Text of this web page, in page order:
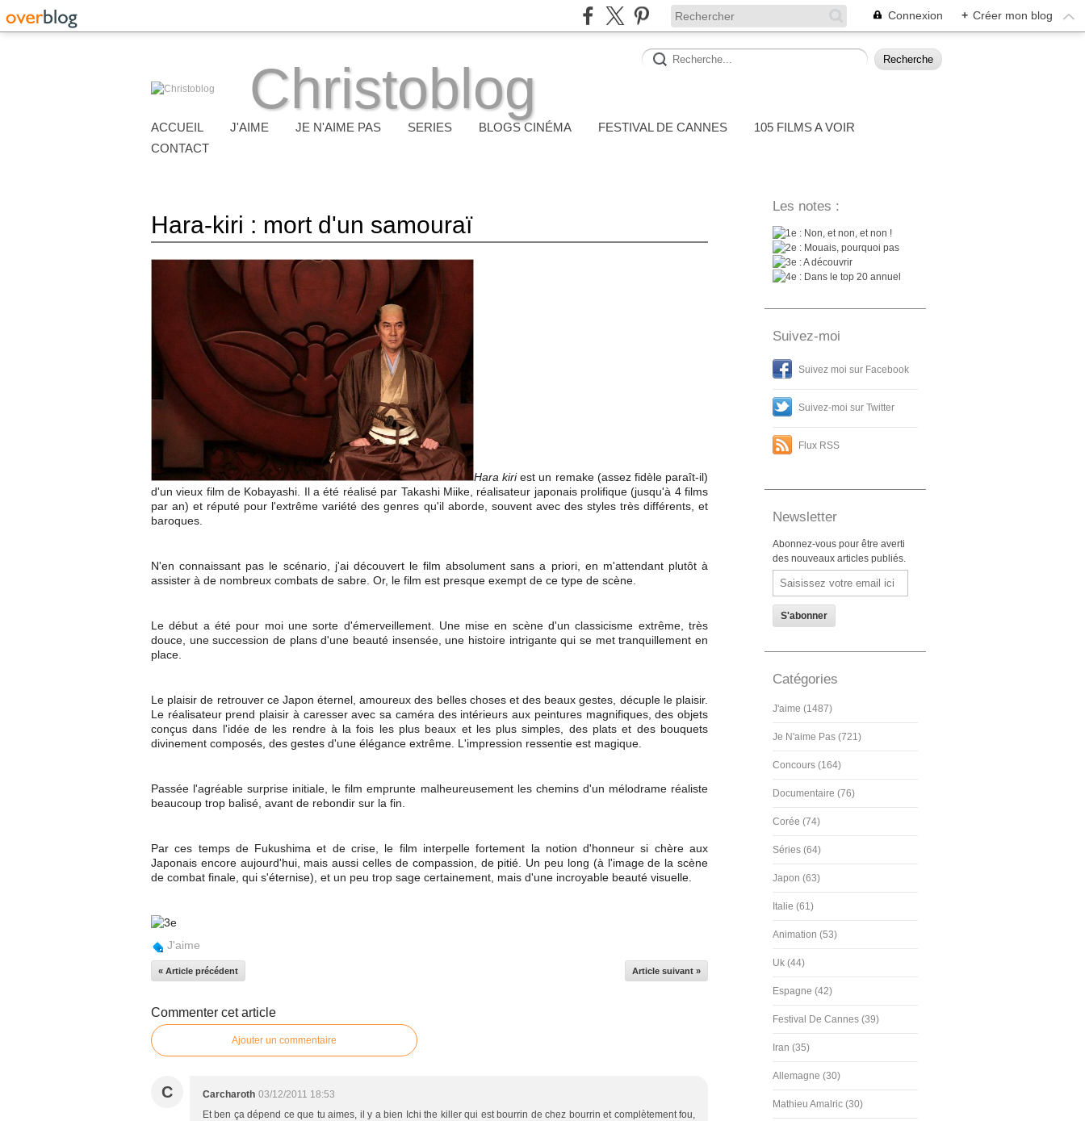
Connexion + Créer mon blog
Christoblog
ACCUEIL J'AIME JE N'AIME PAS SERIES BLOGS CINÉMA FESTIVAL DE CANNES
105 FILMS A VOIR
CONTACT
Hara-kiri : mort d'un samouraï
Hara kiriest un remake (assez fidèle paraît-il)
d'un vieux film de Kobayashi. Il a été réalisé par Takashi Miike, réalisateur japonais prolifique (jusqu'à 4 films
par an) et réputé pour l'extrême variété des genres qu'il aborde, souvent avec des styles très différents, et
baroques.
N'en connaissant pas le scénario, j'ai découvert le film absolument sans a priori, en m'attendant plutôt à
assister à de nombreux combats de sabre. Or, le film est presque exempt de ce type de scène.
Le début a été pour moi une sorte d'émerveillement. Une mise en scène d'un classicisme extrême, très
douce, une succession de plans d'une beauté insensée, une histoire intrigante qui se met tranquillement en
place.
Le plaisir de retrouver ce Japon éternel, amoureux des belles choses et des beaux gestes, décuple le plaisir.
Le réalisateur prend plaisir à caresser avec sa caméra des intérieurs aux peintures magnifiques, des objets
conçus dans l'idée de les rendre à la fois les plus beaux et les plus simples, des plats et des bouquets
divinement composés, des gestes d'une élégance extrême. L'impression ressentie est magique.
Passée l'agréable surprise initiale, le film emprunte malheureusement les chemins d'un mélodrame réaliste
beaucoup trop balisé, avant de rebondir sur la fin.
Par ces temps de Fukushima et de crise, le film interpelle fortement la notion d'honneur si chère aux
Japonais encore aujourd'hui, mais aussi celles de compassion, de pitié. Un peu long (à l'image de la scène
de combat finale, qui s'éternise), et un peu trop sage certainement, mais d'une incroyable beauté visuelle.
J'aime
« Article précédent Article suivant »
Commenter cet article
Ajouter un commentaire
C Carcharoth 03/12/2011 18:53
Et ben ça dépend ce que tu aimes, il y a bien Ichi the killer qui est bourrin de chez bourrin et complètement fou,
Les notes :
: Non, et non, et non !
: Mouais, pourquoi pas
: A découvrir
: Dans le top 20 annuel
Suivez-moi
Suivez moi sur Facebook
Suivez-moi sur Twitter
Flux RSS
Newsletter
Abonnez-vous pour être averti
des nouveaux articles publiés.
Email
Catégories
J'aime (1487)
Je N'aime Pas (721)
Concours (164)
Documentaire (76)
Corée (74)
Séries (64)
Japon (63)
Italie (61)
Animation (53)
Uk (44)
Espagne (42)
Festival De Cannes (39)
Iran (35)
Allemagne (30)
Mathieu Amalric (30)